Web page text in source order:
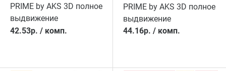
PRIME by AKS 3D полное
выдвижение
42.53р. / комп.
PRIME by AKS 3D полное
выдвижение
44.16р. / комп.